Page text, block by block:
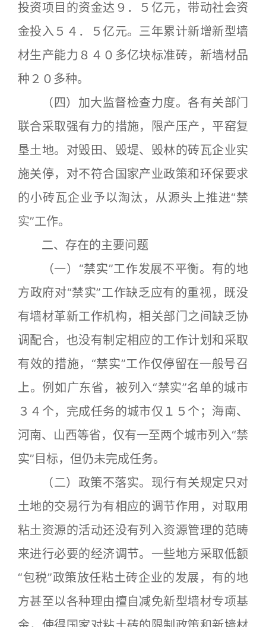
投资项目的资金达９．５亿元，带动社会资
金投入５４．５亿元。三年累计新增新型墙
材生产能力８４０多亿块标准砖，新墙材品
种２０多种。
（四）加大监督检查力度。各有关部门
联合采取强有力的措施，限产压产，平窑复
垦土地。对毁田、毁堤、毁林的砖瓦企业实
施关停，对不符合国家产业政策和环保要求
的小砖瓦企业予以淘汰，从源头上推进“禁
实”工作。
二、存在的主要问题
（一）“禁实”工作发展不平衡。有的地
方政府对“禁实”工作缺乏应有的重视，既没
有墙材革新工作机构，相关部门之间缺乏协
调配合，也没有制定相应的工作计划和采取
有效的措施，“禁实”工作仅停留在一般号召
上。例如广东省，被列入“禁实”名单的城市
３４个，完成任务的城市仅１５个；海南、
河南、山西等省，仅有一至两个城市列入“禁
实”目标，但仍未完成任务。
（二）政策不落实。现行有关规定只对
土地的交易行为有相应的调节作用，对取用
粘土资源的活动还没有列入资源管理的范畴
来进行必要的经济调节。一些地方采取低额
“包税”政策放任粘土砖企业的发展，有的地
方甚至以各种理由擅自减免新型墙材专项基